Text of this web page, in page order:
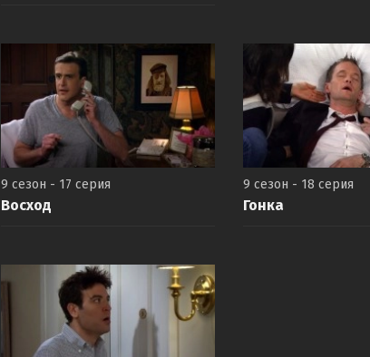
9 сезон - 17 серия
Восход
9 сезон - 18 серия
Гонка